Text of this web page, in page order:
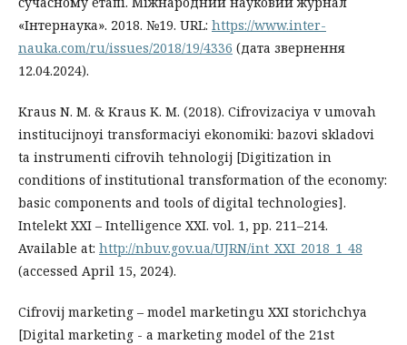
«Інтернаука». 2018. №19. URL: https://www.inter-
nauka.com/ru/issues/2018/19/4336 (дата звернення
12.04.2024).
Kraus N. M. & Kraus K. M. (2018). Cifrovizaciya v umovah
institucijnoyi transformaciyi ekonomiki: bazovi skladovi
ta instrumenti cifrovih tehnologij [Digitization in
conditions of institutional transformation of the economy:
basic components and tools of digital technologies].
Intelekt XXI – Intelligence XXI. vol. 1, pp. 211–214.
Available at: http://nbuv.gov.ua/UJRN/int_XXI_2018_1_48
(accessed April 15, 2024).
Cifrovij marketing – model marketingu XXI storichchya
[Digital marketing - a marketing model of the 21st